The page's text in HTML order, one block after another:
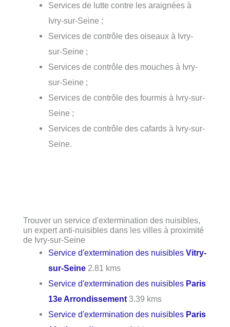
Services de lutte contre les araignées à
Ivry-sur-Seine ;
Services de contrôle des oiseaux à Ivry-
sur-Seine ;
Services de contrôle des mouches à Ivry-
sur-Seine ;
Services de contrôle des fourmis à Ivry-sur-
Seine ;
Services de contrôle des cafards à Ivry-sur-
Seine.
Trouver un service d'extermination des nuisibles,
un expert anti-nuisibles dans les villes à proximité
de Ivry-sur-Seine
Service d'extermination des nuisiblesVitry-
sur-Seine 2.81 kms
Service d'extermination des nuisibles Paris
13e Arrondissement 3.39 kms
Service d'extermination des nuisibles Paris